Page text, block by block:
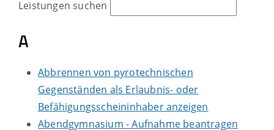
Leistungen suchen
A
Abbrennen von pyrotechnischen
Gegenständen als Erlaubnis- oder
Befähigungsscheininhaber anzeigen
Abendgymnasium - Aufnahme beantragen